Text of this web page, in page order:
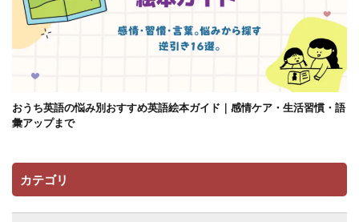
おうち英語の悩み別おすすめ英語絵本ガイド｜感情ケア・生活習慣・語
彙アップまで
カテゴリ